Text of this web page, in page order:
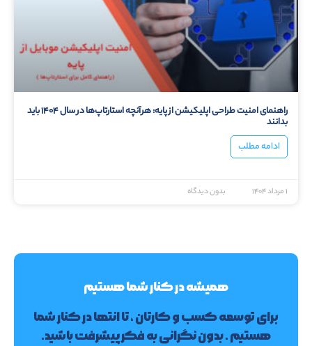
راهنمای امنیت طراحی اپلیکیشن از پایه: هرآنچه استارتاپ‌ها در سال ۱۴۰۴ باید
بدانند
ادامه مطلب
۱ مرداد ۱۴۰۴ بدون دیدگاه
همیشه در کنار شما هستیم
برای توسعه کسب و کارتان ، تا انتها در کنار شما
هستیم . بدون نگرانی به فکر پیشرفت باشید.